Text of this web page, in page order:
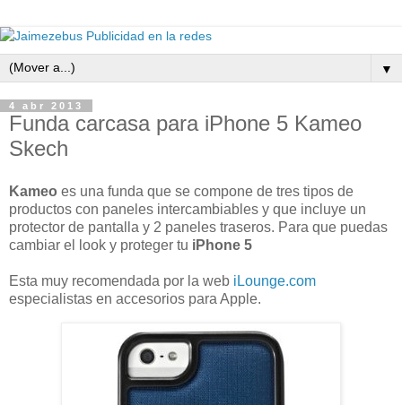
▼
4 abr 2013
Funda carcasa para iPhone 5 Kameo
Skech
Kameo es una funda que se compone de tres tipos de
productos con paneles intercambiables y que incluye un
protector de pantalla y 2 paneles traseros. Para que puedas
cambiar el look y proteger tu iPhone 5
Esta muy recomendada por la web iLounge.com
especialistas en accesorios para Apple.